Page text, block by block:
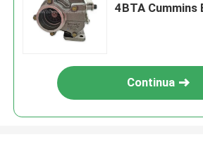
4BTA Cummins
Continua